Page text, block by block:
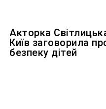
Акторка
Київ заговорила
безпеку дітей